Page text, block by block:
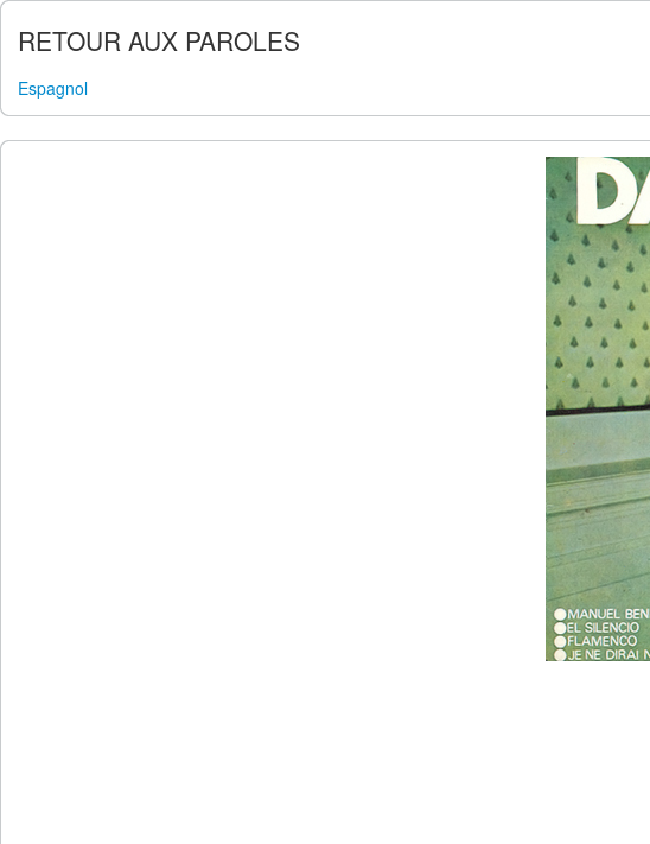
RETOUR AUX PAROLES
Espagnol